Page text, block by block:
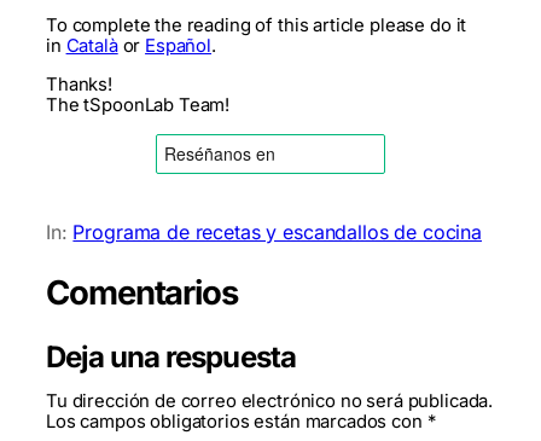
To complete the reading of this article please do it
in Catalàor Español.
Thanks!
The tSpoonLab Team!
In: Programa de recetas y escandallos de cocina
Comentarios
Deja una respuesta
Tu dirección de correo electrónico no será publicada.
Los campos obligatorios están marcados con *